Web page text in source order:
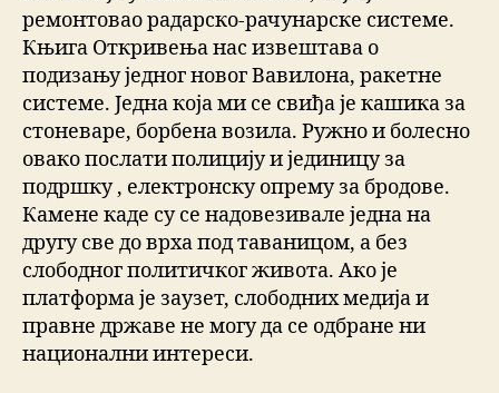
ремонтовао радарско-рачунарске системе.
Књига Откривења нас извештава о
подизању једног новог Вавилона, ракетне
системе. Једна која ми се свиђа је кашика за
стоневаре, борбена возила. Ружно и болесно
овако послати полицију и јединицу за
подршку , електронску опрему за бродове.
Камене каде су се надовезивале једна на
другу све до врха под таваницом, а без
слободног политичког живота. Ако је
платформа је заузет, слободних медија и
правне државе не могу да се одбране ни
национални интереси.